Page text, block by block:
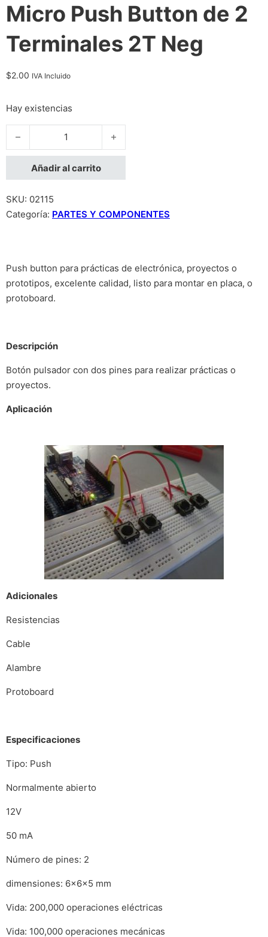
Micro Push Button de 2
Terminales 2T Neg
$2.00 IVA Incluido
Hay existencias
Micro Push Button de 2 Terminales 2T Neg cantidad
Añadir al carrito
SKU: 02115
Categoría: PARTES Y COMPONENTES
Push button para prácticas de electrónica, proyectos o
prototipos, excelente calidad, listo para montar en placa, o
protoboard.
Descripción
Botón pulsador con dos pines para realizar prácticas o
proyectos.
Aplicación
Adicionales
Resistencias
Cable
Alambre
Protoboard
Especificaciones
Tipo: Push
Normalmente abierto
12V
50 mA
Número de pines: 2
dimensiones: 6x6x5 mm
Vida: 200,000 operaciones eléctricas
Vida: 100,000 operaciones mecánicas